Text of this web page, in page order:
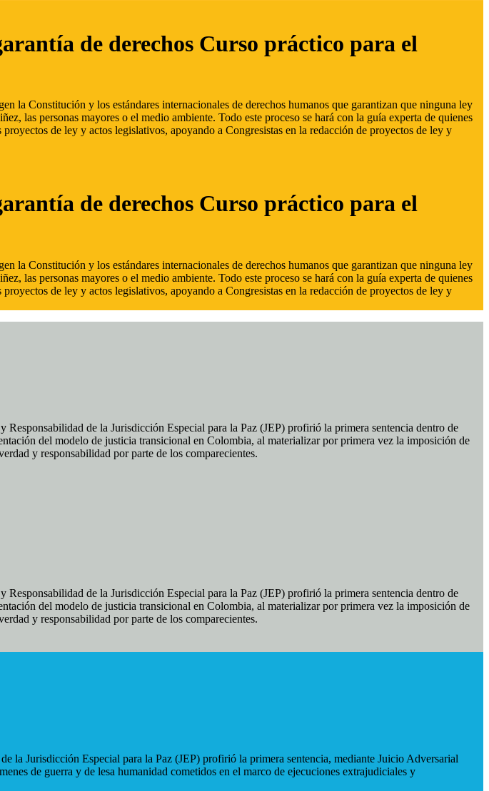
de derechos Curso práctico para el
la Constitución y los estándares internacionales de derechos humanos que garantizan que ninguna ley
las personas mayores o el medio ambiente. Todo este proceso se hará con la guía experta de quienes
de ley y actos legislativos, apoyando a Congresistas en la redacción de proyectos de ley y
de derechos Curso práctico para el
la Constitución y los estándares internacionales de derechos humanos que garantizan que ninguna ley
las personas mayores o el medio ambiente. Todo este proceso se hará con la guía experta de quienes
de ley y actos legislativos, apoyando a Congresistas en la redacción de proyectos de ley y
de la Jurisdicción Especial para la Paz (JEP) profirió la primera sentencia dentro de
del modelo de justicia transicional en Colombia, al materializar por primera vez la imposición de
y responsabilidad por parte de los comparecientes.
de la Jurisdicción Especial para la Paz (JEP) profirió la primera sentencia dentro de
del modelo de justicia transicional en Colombia, al materializar por primera vez la imposición de
y responsabilidad por parte de los comparecientes.
la Jurisdicción Especial para la Paz (JEP) profirió la primera sentencia, mediante Juicio Adversarial
de guerra y de lesa humanidad cometidos en el marco de ejecuciones extrajudiciales y